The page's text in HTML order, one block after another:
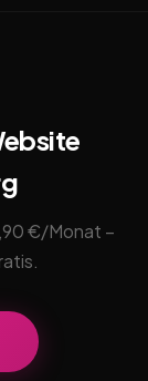
€/Monat –